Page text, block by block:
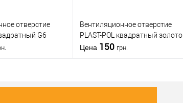
отверстие
G6
корзину
Вентиляционное отверстие
PLAST-POL квадратный золото
Цена 150 грн.
В корзину